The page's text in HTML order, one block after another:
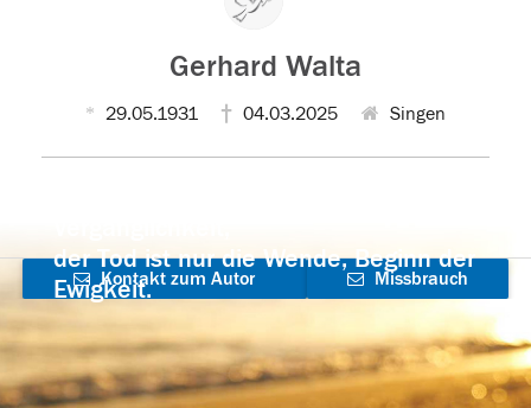
Gerhard Walta
29.05.1931 04.03.2025 Singen
der Tod ist nur die Wende, Beginn der
Ewigkeit.
Kontakt zum Autor
aufnehmen
Missbrauch